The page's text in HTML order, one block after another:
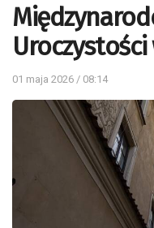
01 maja 2026 / 08:14